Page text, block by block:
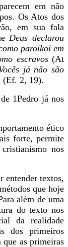
em não
Os Atos dos
em sua fala
Deus declarou
paroikoi em
escravos (At
já não são
(Ef. 2, 19).
1Pedro já nos
ético
forte, permite
nos
entender textos,
que hoje
além de uma
do texto nos
da realidade
dos primeiros
as primeiras